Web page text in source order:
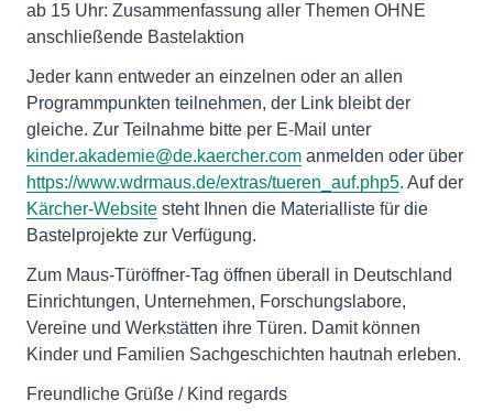
ab 15 Uhr: Zusammenfassung aller Themen OHNE
anschließende Bastelaktion
Jeder kann entweder an einzelnen oder an allen
Programmpunkten teilnehmen, der Link bleibt der
gleiche. Zur Teilnahme bitte per E-Mail unter
kinder.akademie@de.kaercher.com anmelden oder über
https://www.wdrmaus.de/extras/tueren_auf.php5. Auf der
Kärcher-Website steht Ihnen die Materialliste für die
Bastelprojekte zur Verfügung.
Zum Maus-Türöffner-Tag öffnen überall in Deutschland
Einrichtungen, Unternehmen, Forschungslabore,
Vereine und Werkstätten ihre Türen. Damit können
Kinder und Familien Sachgeschichten hautnah erleben.
Freundliche Grüße / Kind regards